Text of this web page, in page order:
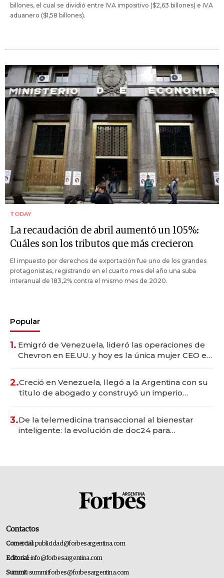
billones, el cual se dividió entre IVA impositivo ($2,63 billones) e IVA
aduanero ($1,58 billones).
TODAY
La recaudación de abril aumentó un 105%:
Cuáles son los tributos que más crecieron
El impuesto por derechos de exportación fue uno de los grandes
protagonistas, registrando en el cuarto mes del año una suba
interanual de 183,2% contra el mismo mes de 2020.
Popular
1. Emigró de Venezuela, lideró las operaciones de
Chevron en EE.UU. y hoy es la única mujer CEO en
2.Creció en Venezuela, llegó a la Argentina con su
título de abogado y construyó un imperio
3.De la telemedicina transaccional al bienestar
inteligente: la evolución de doc24 para
Contactos
Comercial:publicidad@forbesargentina.com
Editorial:info@forbesargentina.com
Summit:summitforbes@forbesargentina.com